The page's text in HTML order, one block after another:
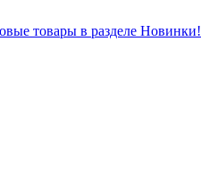
товары в разделе Новинки!